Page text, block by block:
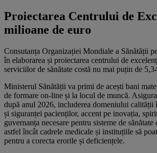
Proiectarea Centrului de
milioane de euro
Consutanța Organizației Mondiale a Sănătății
în elaborarea și proiectarea centrului de
serviciilor de sănătate costă nu mai puțin de
Ministerul Sănătății va primi de acești bani
de formare on-line și la locul de muncă.
după anul 2026, includerea domeniului
și siguranței pacienților, accent pe inovația,
guvernanța necesare pentru sisteme de
astfel încât cadrele medicale și instituțiile să
pentru a corecta erorile și deficiențele.